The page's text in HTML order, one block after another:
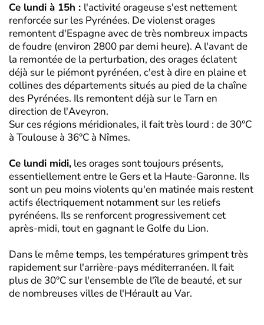
Ce lundi à 15h : l'activité orageuse s'est nettement
renforcée sur les Pyrénées. De violenst orages
remontent d'Espagne avec de très nombreux impacts
de foudre (environ 2800 par demi heure). A l'avant de
la remontée de la perturbation, des orages éclatent
déjà sur le piémont pyrénéen, c'est à dire en plaine et
collines des départements situés au pied de la chaîne
des Pyrénées. Ils remontent déjà sur le Tarn en
direction de l'Aveyron.
Sur ces régions méridionales, il fait très lourd : de 30°C
à Toulouse à 36°C à Nîmes.
Ce lundi midi, les orages sont toujours présents,
essentiellement entre le Gers et la Haute-Garonne. Ils
sont un peu moins violents qu'en matinée mais restent
actifs électriquement notamment sur les reliefs
pyrénéens. Ils se renforcent progressivement cet
après-midi, tout en gagnant le Golfe du Lion.
Dans le même temps, les températures grimpent très
rapidement sur l'arrière-pays méditerranéen. Il fait
plus de 30°C sur l'ensemble de l'île de beauté, et sur
de nombreuses villes de l'Hérault au Var.